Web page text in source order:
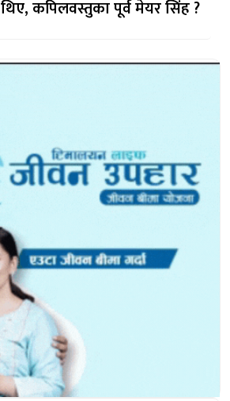
थिए, कपिलवस्तुका पूर्व मेयर सिंह ?